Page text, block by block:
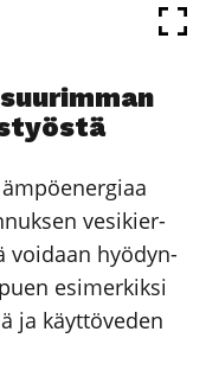
vesi­kier­
voi­daan hyö­dyn­
esi­mer­kik­si
ja käyt­tö­ve­den